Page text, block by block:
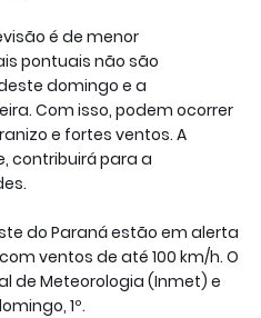
é de menor
pontuais não são
domingo e a
Com isso, podem ocorrer
e fortes ventos. A
contribuirá para a
do Paraná estão em alerta
ventos de até 100 km/h. O
de Meteorologia (Inmet) e
1º.